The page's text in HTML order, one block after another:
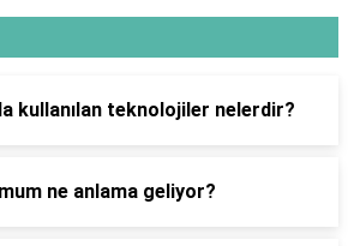
kullanılan teknolojiler nelerdir?
ne anlama geliyor?